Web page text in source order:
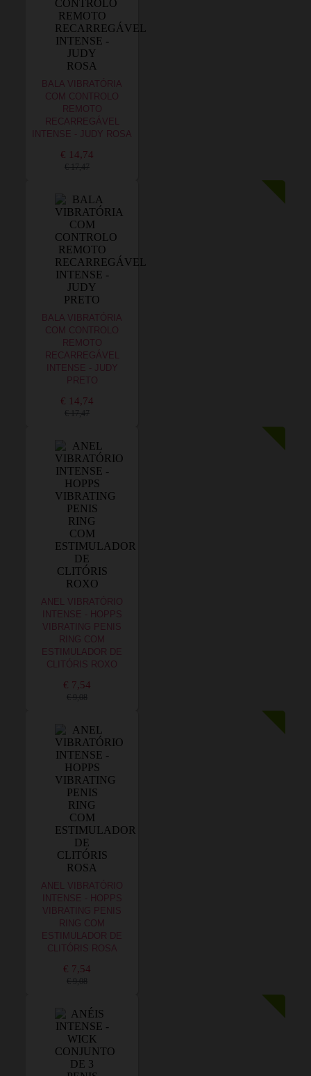
BALA VIBRATÓRIA
COM CONTROLO
REMOTO
RECARREGÁVEL
INTENSE - JUDY ROSA
€ 14,74
€ 17,47
BALA VIBRATÓRIA
COM CONTROLO
REMOTO
RECARREGÁVEL
INTENSE - JUDY
PRETO
€ 14,74
€ 17,47
ANEL VIBRATÓRIO
INTENSE - HOPPS
VIBRATING PENIS
RING COM
ESTIMULADOR DE
CLITÓRIS ROXO
€ 7,54
€ 9,08
ANEL VIBRATÓRIO
INTENSE - HOPPS
VIBRATING PENIS
RING COM
ESTIMULADOR DE
CLITÓRIS ROSA
€ 7,54
€ 9,08